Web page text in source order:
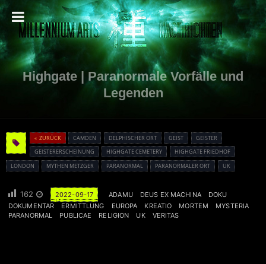
Highgate | Paranormale Vorfälle und
Legenden
« ZURÜCK CAMDEN DELPHISCHER ORT GEIST
GEISTER
GEISTERERSCHEINUNG
HIGHGATE CEMETERY
HIGHGATE FRIEDHOF
LONDON
MYTHEN METZGER PARANORMAL PARANORMALER ORT UK
162 2022-09-17 ADAMU DEUS EX MACHINA
DOKU
DOKUMENTAR
ERMITTLUNG EUROPA KREATIO MORTEM
MYSTERIA
PARANORMAL
PUBLICAE RELIGION UK VERITAS